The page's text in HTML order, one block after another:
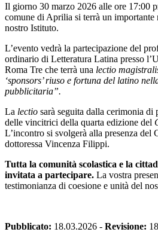
Il giorno 30 marzo 2026 alle ore 17:00
comune di Aprilia si terrà un
nostro Istituto.
L’evento vedrà la partecipazione del
ordinario di Letteratura Latina presso
Roma Tre che terrà una lectio
‘sponsors’ riuso e fortuna del latino
pubblicitaria”.
La lectio sarà seguita dalla cerimonia
delle vincitrici della quarta edizione del
L’incontro si svolgerà alla presenza del
dottoressa Vincenza Filippi.
Tutta la comunità scolastica e la
invitata a partecipare. La vostra
testimonianza di coesione e unità del
Pubblicato: 18.03.2026 - Revisione: